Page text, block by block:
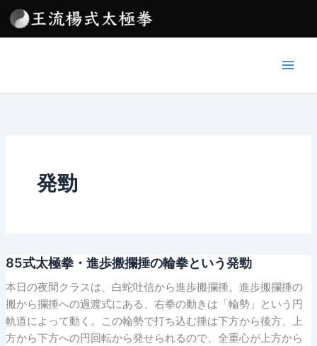
を
ッ
発勁
85式太極拳・進歩搬攔捶の輪拳という発勁
本日の夜間クラスは、白蛇吐信から進歩搬攔捶。進歩搬攔捶の
搬から攔捶への過渡式にある、右拳の動きは「輪勢」という円
軌道によって動く。この輪勢で打ち込む捶は下方から後方、上
方から下方への円回転から発せられるので、全重心が上方から